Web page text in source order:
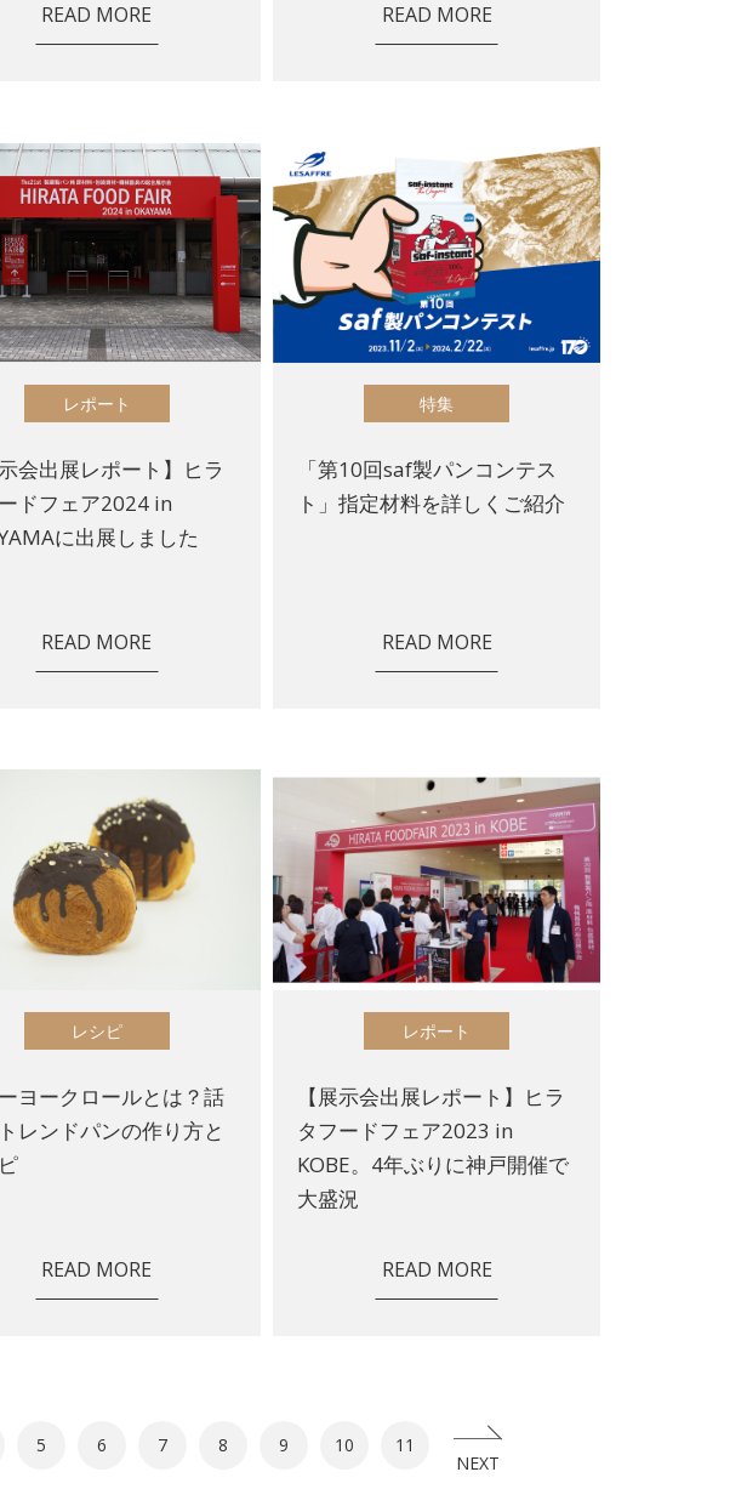
READ MORE READ MORE
レポート
示会出展レポート】ヒラ
ドフェア2024 in
に出展しました
READ MORE
特集
「第10回saf製パンコンテス
ト」指定材料を詳しくご紹介
READ MORE
レシピ
ヨークロールとは？話
レンドパンの作り方と
READ MORE
レポート
【展示会出展レポート】ヒラ
タフードフェア2023 in
KOBE。4年ぶりに神戸開催で
大盛況
READ MORE
5 6 7 8 9 10 11
NEXT